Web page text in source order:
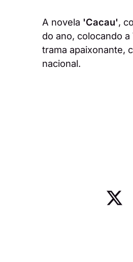
A novela 'Cacau',
do ano, colocando a
trama apaixonante,
nacional.